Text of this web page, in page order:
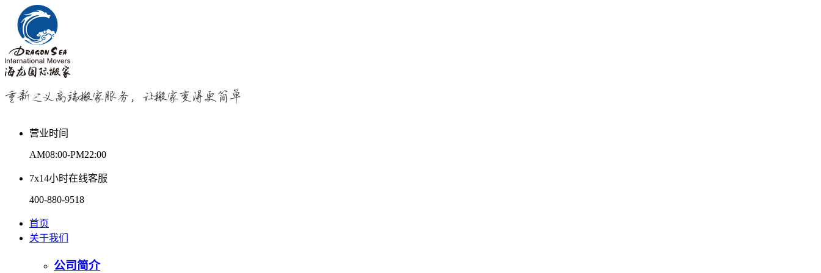
营业时间
AM08:00-PM22:00
7x14小时在线客服
400-880-9518
首页
关于我们
公司简介